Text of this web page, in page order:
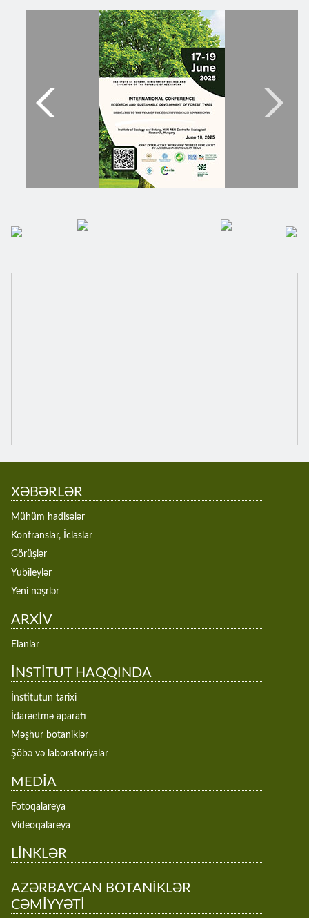
XƏBƏRLƏR
Mühüm hadisələr
Konfranslar, İclaslar
Görüşlər
Yubileylər
Yeni nəşrlər
ARXİV
Elanlar
İNSTİTUT HAQQINDA
İnstitutun tarixi
İdarəetmə aparatı
Məşhur botaniklər
Şöbə və laboratoriyalar
MEDİA
Fotoqalareya
Videoqalareya
LİNKLƏR
AZƏRBAYCAN BOTANİKLƏR
CƏMİYYƏTİ